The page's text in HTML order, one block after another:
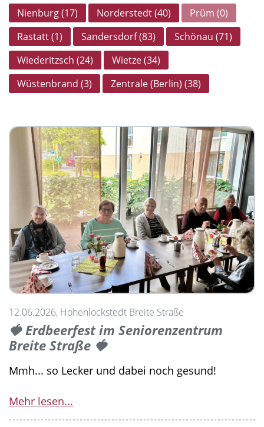
Nienburg (17)
Norderstedt (40)
Prüm (0)
Rastatt (1)
Sandersdorf (83)
Schönau (71)
Wiederitzsch (24)
Wietze (34)
Wüstenbrand (3)
Zentrale (Berlin) (38)
12.06.2026, Hohenlockstedt Breite Straße
🍓 Erdbeerfest im Seniorenzentrum
Breite Straße 🍓
Mmh... so Lecker und dabei noch gesund!
Mehr lesen...